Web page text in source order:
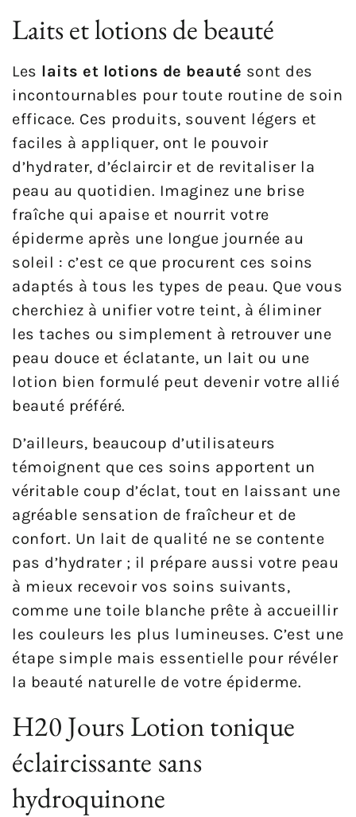
Laits et lotions de beauté
Les laits et lotions de beauté sont des
incontournables pour toute routine de soin
efficace. Ces produits, souvent légers et
faciles à appliquer, ont le pouvoir
d’hydrater, d’éclaircir et de revitaliser la
peau au quotidien. Imaginez une brise
fraîche qui apaise et nourrit votre
épiderme après une longue journée au
soleil : c’est ce que procurent ces soins
adaptés à tous les types de peau. Que vous
cherchiez à unifier votre teint, à éliminer
les taches ou simplement à retrouver une
peau douce et éclatante, un lait ou une
lotion bien formulé peut devenir votre allié
beauté préféré.
D’ailleurs, beaucoup d’utilisateurs
témoignent que ces soins apportent un
véritable coup d’éclat, tout en laissant une
agréable sensation de fraîcheur et de
confort. Un lait de qualité ne se contente
pas d’hydrater ; il prépare aussi votre peau
à mieux recevoir vos soins suivants,
comme une toile blanche prête à accueillir
les couleurs les plus lumineuses. C’est une
étape simple mais essentielle pour révéler
la beauté naturelle de votre épiderme.
H20 Jours Lotion tonique
éclaircissante sans
hydroquinone